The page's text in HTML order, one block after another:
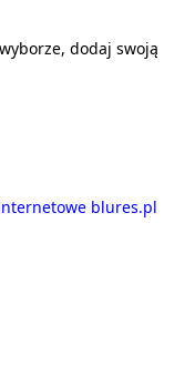
dodaj swoją
blures.pl